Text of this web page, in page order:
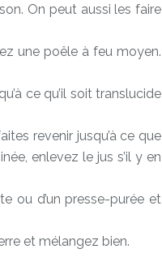
On peut aussi les faire
une poêle à feu moyen.
ce qu’il soit translucide
revenir jusqu’à ce que
enlevez le jus s’il y en
ou d’un presse-purée et
et mélangez bien.